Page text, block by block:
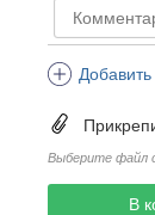
Добавить
Выберите файл
В